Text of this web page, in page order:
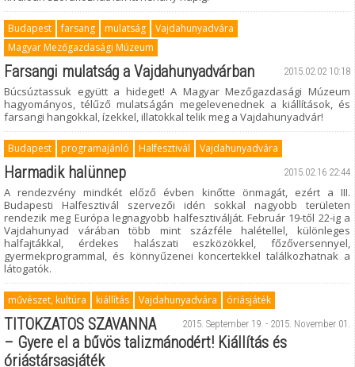
Budapest farsang mulatság
Vajdahunyadvára
Magyar Mezőgazdasági Múzeum
2015.02.02 10:18
Farsangi mulatság a Vajdahunyadvárban
Búcsúztassuk együtt a hideget! A Magyar Mezőgazdasági Múzeum
hagyományos, télűző mulatságán megelevenednek a kiállítások, és
farsangi hangokkal, ízekkel, illatokkal telik meg a Vajdahunyadvár!
Budapest programajánló Halfesztivál Vajdahunyadvára
2015.02.16 22:44
Harmadik halünnep
A rendezvény mindkét előző évben kinőtte önmagát, ezért a III.
Budapesti Halfesztivál szervezői idén sokkal nagyobb területen
rendezik meg Európa legnagyobb halfesztiválját. Február 19-től 22-ig a
Vajdahunyad várában több mint százféle halétellel, különleges
halfajtákkal, érdekes halászati eszközökkel, főzőversennyel,
gyermekprogrammal, és könnyűzenei koncertekkel találkozhatnak a
látogatók.
művészet, kultúra kiállítás Vajdahunyadvára óriásjáték
2015. September 19. - 2015. November 01.
TITOKZATOS SZAVANNA
– Gyere el a bűvös talizmánodért! Kiállítás és
óriástársasjáték